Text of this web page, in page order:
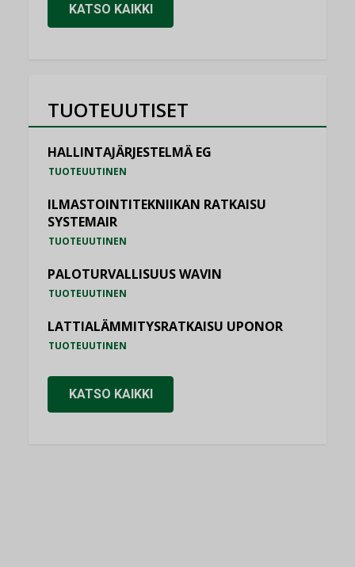
KATSO KAIKKI
TUOTEUUTISET
HALLINTAJÄRJESTELMÄ EG
TUOTEUUTINEN
ILMASTOINTITEKNIIKAN RATKAISU
SYSTEMAIR
TUOTEUUTINEN
PALOTURVALLISUUS WAVIN
TUOTEUUTINEN
LATTIALÄMMITYSRATKAISU UPONOR
TUOTEUUTINEN
KATSO KAIKKI